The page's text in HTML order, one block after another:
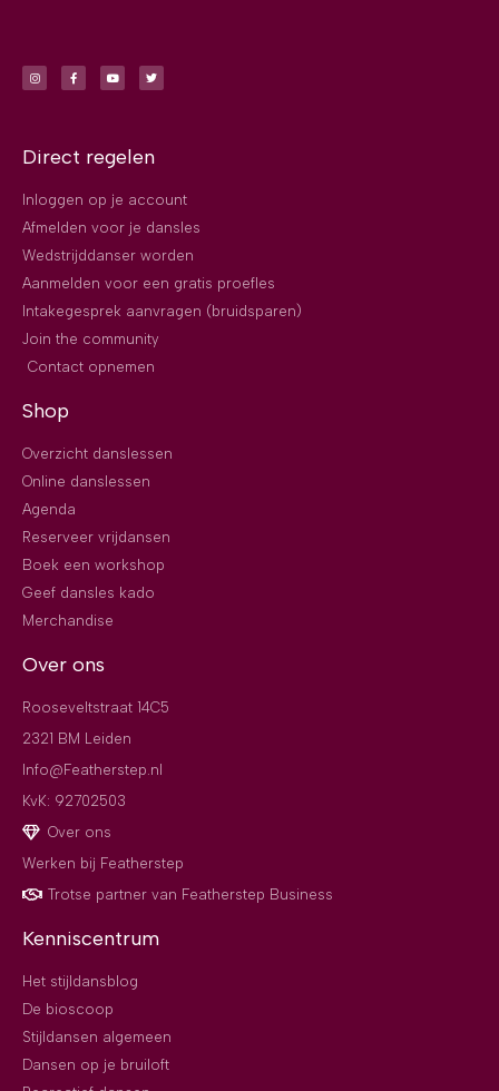
Direct regelen
Inloggen op je account
Afmelden voor je dansles
Wedstrijddanser worden
Aanmelden voor een gratis proefles
Intakegesprek aanvragen (bruidsparen)
Join the community
Contact opnemen
Shop
Overzicht danslessen
Online danslessen
Agenda
Reserveer vrijdansen
Boek een workshop
Geef dansles kado
Merchandise
Over ons
Rooseveltstraat 14C5
2321 BM Leiden
Info@Featherstep.nl
KvK: 92702503
Over ons
Werken bij Featherstep
Trotse partner van Featherstep Business
Kenniscentrum
Het stijldansblog
De bioscoop
Stijldansen algemeen
Dansen op je bruiloft